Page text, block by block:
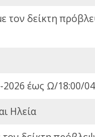
τον δείκτη
2026 έως Ω/18:00/
Ηλεία